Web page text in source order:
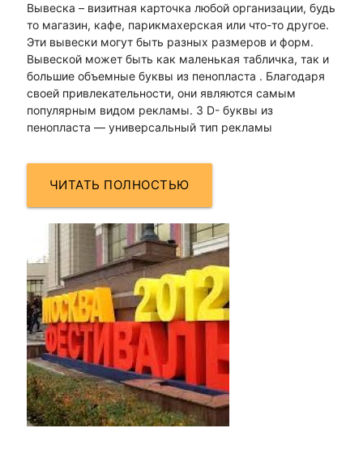
Вывеска – визитная карточка любой организации, будь
то магазин, кафе, парикмахерская или что-то другое.
Эти вывески могут быть разных размеров и форм.
Вывеской может быть как маленькая табличка, так и
большие объемные буквы из пенопласта . Благодаря
своей привлекательности, они являются самым
популярным видом рекламы. 3 D- буквы из
пенопласта — универсальный тип рекламы
ЧИТАТЬ ПОЛНОСТЬЮ